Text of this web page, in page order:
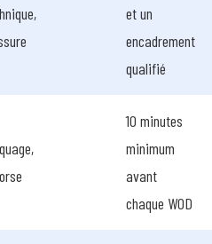
et un
encadrement
qualifié
10 minutes
minimum
avant
chaque WOD